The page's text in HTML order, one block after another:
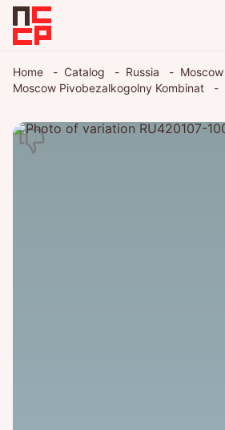
Catalog
Blog
Home Catalog Russia
Moscow
Moscow Pivobezalkogolny Kombinat